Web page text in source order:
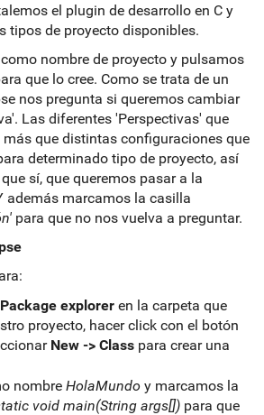
el plugin de desarrollo en C y
tipos de proyecto disponibles.
nombre de proyecto y pulsamos
que lo cree. Como se trata de un
nos pregunta si queremos cambiar
Las diferentes 'Perspectivas' que
más que distintas configuraciones que
determinado tipo de proyecto, así
sí, que queremos pasar a la
además marcamos la casilla
para que no nos vuelva a preguntar.
Package explorer en la carpeta que
proyecto, hacer click con el botón
New -> Class para crear una
nombre HolaMundo y marcamos la
void main(String args[]) para que